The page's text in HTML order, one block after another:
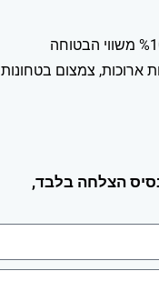
ארוכות, צמצום בטחונות
הצלחה בלבד,